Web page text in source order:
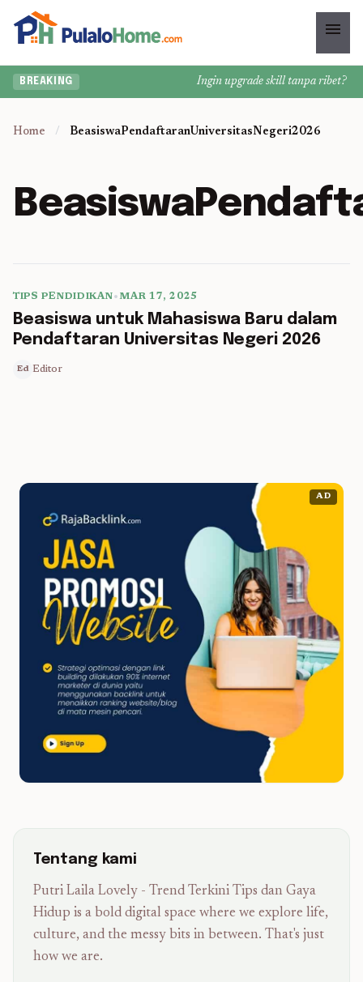
menu
BREAKING Ingin upgrade skill tanpa ribet?
Home / BeasiswaPendaftaranUniversitasNegeri2026
5 min read
TIPS PENDIDIKAN•MAR 17, 2025
Beasiswa untuk Mahasiswa Baru dalam
Pendaftaran Universitas Negeri 2026
Ed Editor
AD
Tentang kami
Putri Laila Lovely - Trend Terkini Tips dan Gaya
Hidup is a bold digital space where we explore life,
culture, and the messy bits in between. That's just
how we are.